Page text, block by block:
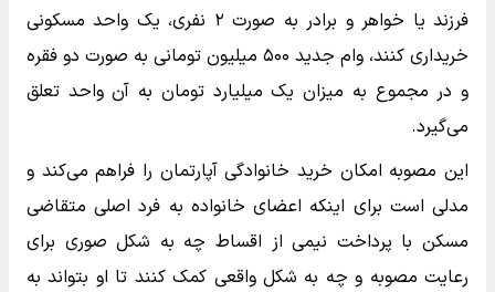
فرزند یا خواهر و برادر به صورت ۲ نفری، یک واحد مسکونی
خریداری کنند، وام جدید ۵۰۰ میلیون تومانی به صورت دو فقره
و در مجموع به میزان یک میلیارد تومان به آن واحد تعلق
می‌گیرد.
این مصوبه امکان خرید خانوادگی آپارتمان را فراهم می‌کند و
مدلی است برای اینکه اعضای خانواده به فرد اصلی متقاضی
مسکن با پرداخت نیمی از اقساط چه به شکل صوری برای
رعایت مصوبه و چه به شکل واقعی کمک کنند تا او بتواند به